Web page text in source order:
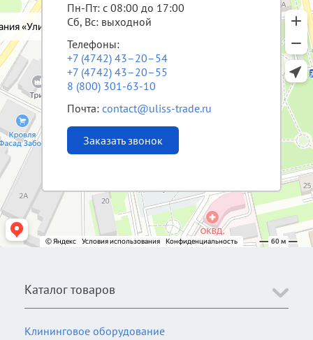
Пн-Пт: с 08:00 до 17:00
Сб, Вс: выходной
Телефоны:
+7 (4742) 43–20–54
+7 (4742) 43–20–55
8 (800) 301-63-10
Почта:contact@uliss-trade.ru
Заказать звонок
Каталог товаров
Клининговое оборудование